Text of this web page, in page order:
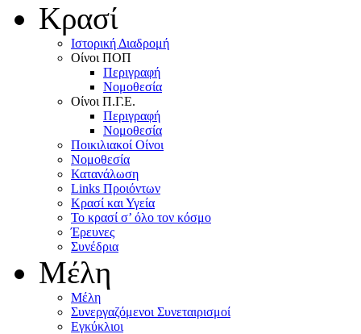
Κρασί
Iστορική Διαδρομή
Oίνοι ΠOΠ
Περιγραφή
Nομοθεσία
Oίνοι Π.Γ.E.
Περιγραφή
Νομοθεσία
Ποικιλιακοί Oίνοι
Nομοθεσία
Κατανάλωση
Links Προιόντων
Κρασί και Υγεία
To κρασί σ’ όλο τον κόσμο
Έρευνες
Συνέδρια
Μέλη
Mέλη
Συνεργαζόμενοι Συνεταιρισμοί
Εγκύκλιοι